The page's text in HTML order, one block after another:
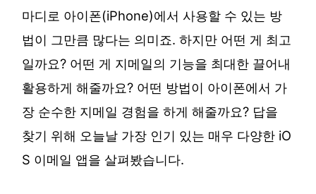
마디로 아이폰(iPhone)에서 사용할 수 있는 방
법이 그만큼 많다는 의미죠. 하지만 어떤 게 최고
일까요? 어떤 게 지메일의 기능을 최대한 끌어내
활용하게 해줄까요? 어떤 방법이 아이폰에서 가
장 순수한 지메일 경험을 하게 해줄까요? 답을
찾기 위해 오늘날 가장 인기 있는 매우 다양한 iO
S 이메일 앱을 살펴봤습니다.